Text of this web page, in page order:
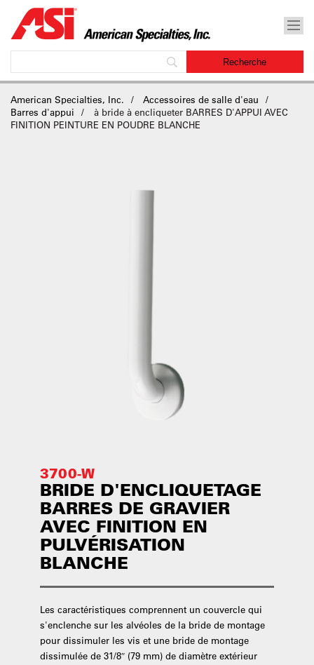
American Specialties, Inc.
Accessoires de salle d'eau
Barres d'appui
à bride à encliqueter BARRES D'APPUI AVEC
FINITION PEINTURE EN POUDRE BLANCHE
3700-W
BRIDE D'ENCLIQUETAGE
BARRES DE GRAVIER
AVEC FINITION EN
PULVÉRISATION
BLANCHE
Les caractéristiques comprennent un couvercle qui
s'enclenche sur les alvéoles de la bride de montage
pour dissimuler les vis et une bride de montage
dissimulée de 31/8″ (79 mm) de diamètre extérieur